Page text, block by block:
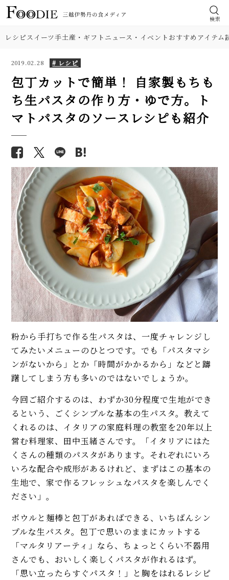
検索
レシピスイーツ手土産・ギフト ニュース・イベントおすすめアイテム
2019.02.28 # レシピ
包丁カットで簡単！ 自家製もちも
ち生パスタの作り方・ゆで方。ト
マトパスタのソースレシピも紹介
粉から手打ちで作る生パスタは、一度チャレンジし
てみたいメニューのひとつです。でも「パスタマシ
ンがないから」とか「時間がかかるから」などと躊
躇してしまう方も多いのではないでしょうか。
今回ご紹介するのは、わずか30分程度で生地ができ
るという、ごくシンプルな基本の生パスタ。教えて
くれるのは、イタリアの家庭料理の教室を20年以上
営む料理家、田中玉緒さんです。「イタリアにはた
くさんの種類のパスタがあります。それぞれにいろ
いろな配合や成形があるけれど、まずはこの基本の
生地で、家で作るフレッシュなパスタを楽しんでく
ださい」。
ボウルと麺棒と包丁があればできる、いちばんシン
プルな生パスタ。包丁で思いのままにカットする
「マルタリアーティ」なら、ちょっとくらい不器用
さんでも、おいしく楽しくパスタが作れるはず。
「思い立ったらすぐパスタ！」と胸をはれるレシピ
【本格】韓国料理店「石焼きビ
ビンパ」人気レシピ。具材のナム
目！
ちゃん焼き」人気レシピ。味噌
だれとバターが美味！
シャキシャキ食感！ 舞茸（きの
こ）ご飯の人気レシピ。炊き込
み＆混ぜ込み2品を紹介
韓国料理店の本格「チャプチ
ェ」人気レシピ。プロの味付
け、春雨使いでご馳走になる！
【まとめ】きのこ料理の人気レ
シピ。椎茸、えのき茸、マッシ
ュルーム、松茸、ポルチーニ
【ルウなし】牛肉とトマトの
「ハヤシライス」プロのレシ
ピ。家庭の調味料で作れます！
おもてなし料理になる⁉ 鮭のホ
理、包み方に意外な技があっ
た！
【コンソメ＆トマト缶不要】濃
厚ミネストローネのレシピ。野
菜の旨みを引き出す煮込みにプ
ロの技あり！
味噌汁の基本の作り方。赤・白
で違う味噌選び、だし＆具の選
【初心者必見】鶏肉のトマト煮
レシピ。意外と知らない下処理
とパリパリの焼き方で差がつ
く！
MORE
食材
野菜
料理の種類
調理法
イベント・ピックアップ
【基本の塩分18%】手作り梅干
しのレシピ（作り方）。初めて
【プロが解説】らっきょうの漬
け方。「甘酢漬け」と「塩漬
け」2つのレシピ
【シェフ直伝】ジェノベーゼソ
ースのレシピ。意外なコツはオ
リーブ油を使わないこと!?
柚子胡椒（ゆずこしょう）の自
家製レシピ。市販品では味わえ
ないフレッシュさ！
【基本】とうもろこしのゆで
方。甘さを120%引き出すには、
水から皮付き＆時間をかけて加
熱が正解！
【初心者必見】干さない、シソ
不要！ 昔ながらの塩漬け梅干し
の簡単な作り方
爽快！
MORE